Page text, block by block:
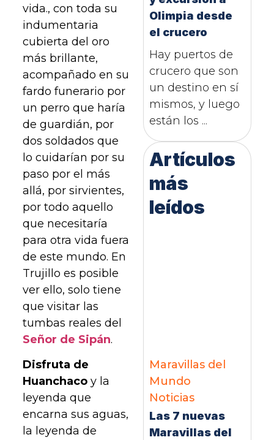
vida., con toda su
indumentaria
cubierta del oro
más brillante,
acompañado en su
fardo funerario por
un perro que haría
de guardián, por
dos soldados que
lo cuidarían por su
paso por el más
allá, por sirvientes,
por todo aquello
que necesitaría
para otra vida fuera
de este mundo. En
Trujillo es posible
ver ello, solo tiene
que visitar las
tumbas reales del
Señor de Sipán.
Disfruta de
Huanchaco y la
leyenda que
encarna sus aguas,
la leyenda de
Olimpia desde
el crucero
Hay puertos de
crucero que son
un destino en sí
mismos, y luego
están los ...
Artículos
más
leídos
Maravillas del
Mundo
Noticias
Las 7 nuevas
Maravillas del